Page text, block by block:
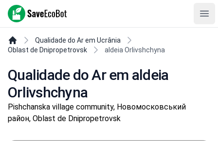
SaveEcoBot
Qualidade do Ar em Ucrânia
Oblast de Dnipropetrovsk
aldeia Orlivshchyna
Qualidade do Ar em aldeia
Orlivshchyna
Pishchanska village community, Новомосковський
район, Oblast de Dnipropetrovsk